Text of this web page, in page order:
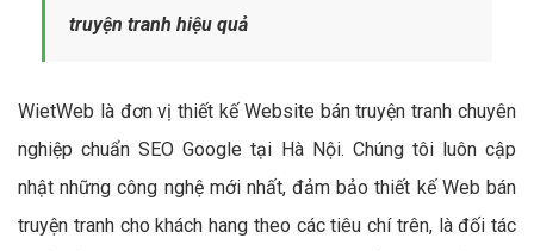
truyện tranh hiệu quả
WietWeb là đơn vị thiết kế Website bán truyện tranh chuyên
nghiệp chuẩn SEO Google tại Hà Nội. Chúng tôi luôn cập
nhật những công nghệ mới nhất, đảm bảo thiết kế Web bán
truyện tranh cho khách hang theo các tiêu chí trên, là đối tác